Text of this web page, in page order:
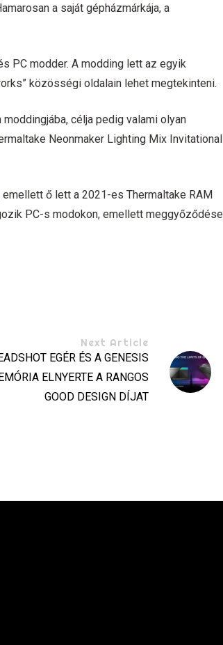
a saját gépházmárkája, a
PC modder. A modding lett az egyik
közösségi oldalain lehet megtekinteni.
célja pedig valami olyan
Neonmaker Lighting Mix Invitational
ő lett a 2021-es Thermaltake RAM
PC-s modokon, emellett meggyőződése
Next Article
EGÉR ÉS A GENESIS
ELNYERTE A RANGOS
GOOD DESIGN DÍJAT